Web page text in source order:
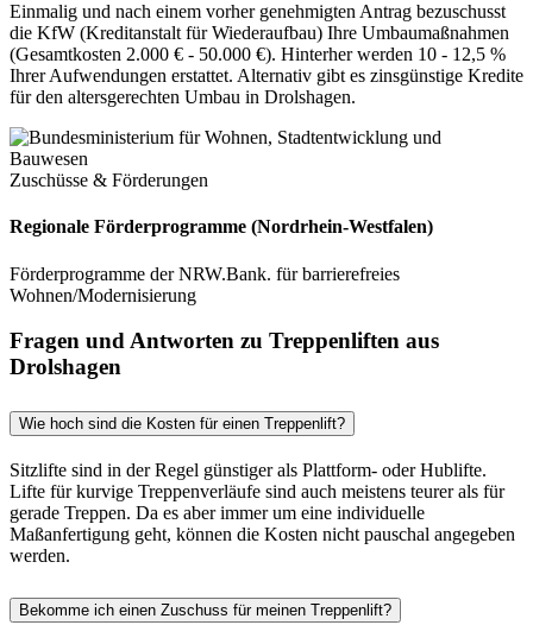
Einmalig und nach einem vorher genehmigten Antrag bezuschusst
die KfW (Kreditanstalt für Wiederaufbau) Ihre Umbaumaßnahmen
(Gesamtkosten 2.000 € - 50.000 €). Hinterher werden 10 - 12,5 %
Ihrer Aufwendungen erstattet. Alternativ gibt es zinsgünstige Kredite
für den altersgerechten Umbau in Drolshagen.
Zuschüsse & Förderungen
Regionale Förderprogramme (Nordrhein-Westfalen)
Förderprogramme der NRW.Bank. für barrierefreies
Wohnen/Modernisierung
Fragen und Antworten zu Treppenliften aus
Drolshagen
Wie hoch sind die Kosten für einen Treppenlift?
Sitzlifte sind in der Regel günstiger als Plattform- oder Hublifte.
Lifte für kurvige Treppenverläufe sind auch meistens teurer als für
gerade Treppen. Da es aber immer um eine individuelle
Maßanfertigung geht, können die Kosten nicht pauschal angegeben
werden.
Bekomme ich einen Zuschuss für meinen Treppenlift?